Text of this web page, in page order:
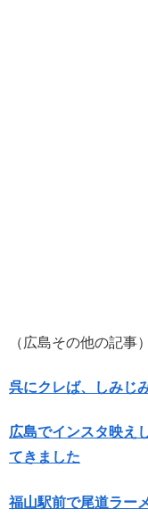
（広島その他の記事）
呉にクレば、しみじ
広島でインスタ映え
てきました
福山駅前で尾道ラー